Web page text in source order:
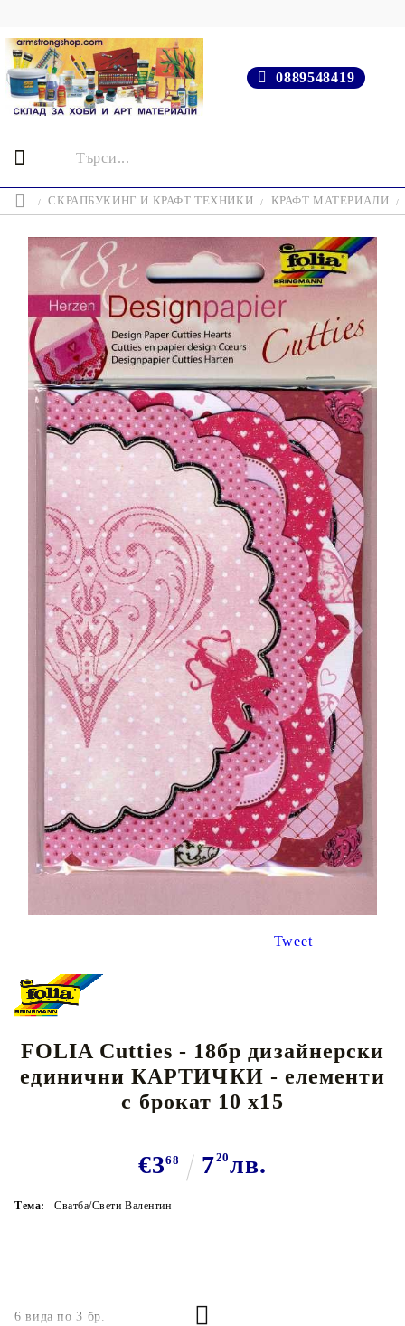
0889548419
СКРАПБУКИНГ И КРАФТ ТЕХНИКИ КРАФТ МАТЕРИАЛИ
Tweet
FOLIA Cutties - 18бр дизайнeрски
единични КАРТИЧКИ - елементи
с брокат 10 x15
€368 720лв.
6 вида по 3 бр.
Тема: Сватба/Свети Валентин